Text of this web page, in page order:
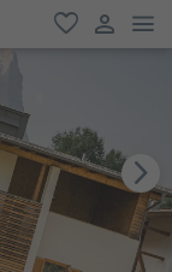
favorit
user link